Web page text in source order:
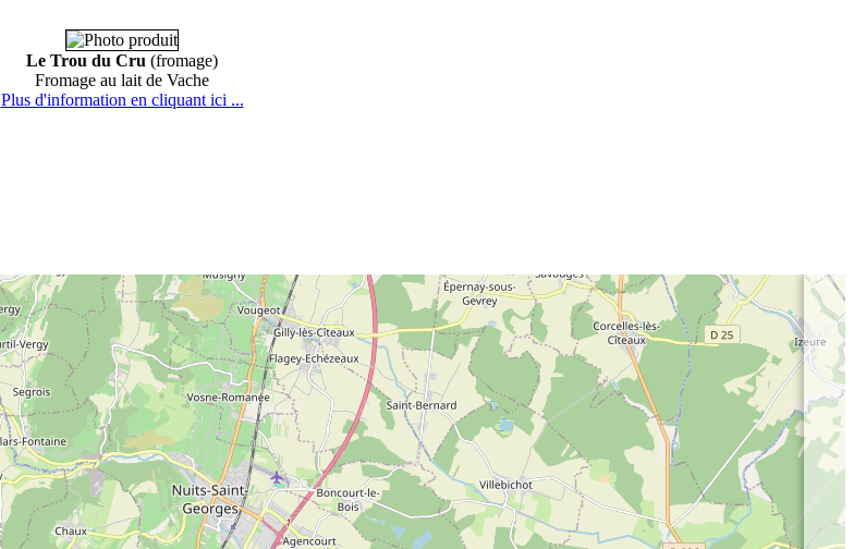
Le Trou du Cru (fromage)
Fromage au lait de Vache
Plus d'information en cliquant ici ...